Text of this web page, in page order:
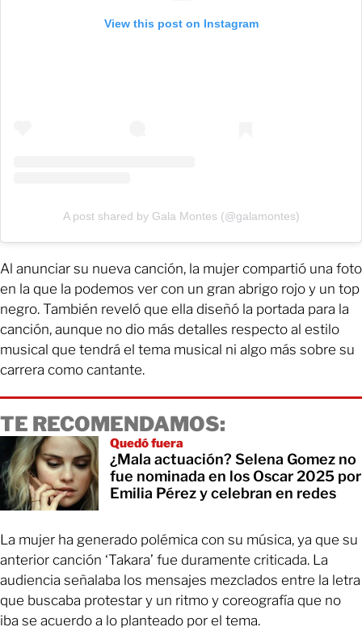
View this post on Instagram
A post shared by Gala Montes (@galamontes)
Al anunciar su nueva canción, la mujer compartió una foto
en la que la podemos ver con un gran abrigo rojo y un top
negro. También reveló que ella diseñó la portada para la
canción, aunque no dio más detalles respecto al estilo
musical que tendrá el tema musical ni algo más sobre su
carrera como cantante.
TE RECOMENDAMOS:
Quedó fuera
¿Mala actuación? Selena Gomez no
fue nominada en los Oscar 2025 por
Emilia Pérez y celebran en redes
La mujer ha generado polémica con su música, ya que su
anterior canción ‘Takara’ fue duramente criticada. La
audiencia señalaba los mensajes mezclados entre la letra
que buscaba protestar y un ritmo y coreografía que no
iba se acuerdo a lo planteado por el tema.